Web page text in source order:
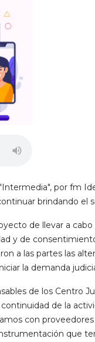
por fm
brindando
de llevar a
y de
a las partes las
la demanda
de los Centro
de la
con
que